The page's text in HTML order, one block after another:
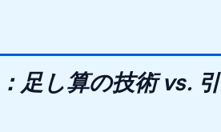
足し算の技術 vs. 引